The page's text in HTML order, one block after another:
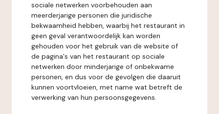
sociale netwerken voorbehouden aan
meerderjarige personen die juridische
bekwaamheid hebben, waarbij het restaurant in
geen geval verantwoordelijk kan worden
gehouden voor het gebruik van de website of
de pagina's van het restaurant op sociale
netwerken door minderjarige of onbekwame
personen, en dus voor de gevolgen die daaruit
kunnen voortvloeien, met name wat betreft de
verwerking van hun persoonsgegevens.